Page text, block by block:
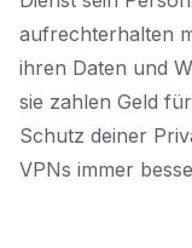
aufrechterhalten
ihren Daten und
sie zahlen Geld
Schutz deiner
VPNs immer